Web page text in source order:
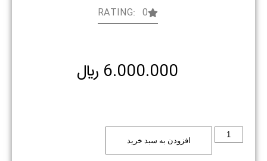
RATING: 0
6.000.000 ﷼
افزودن به سبد خرید